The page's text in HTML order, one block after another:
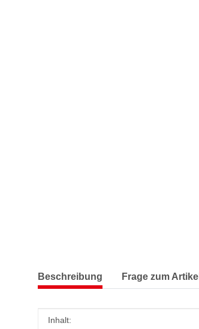
Beschreibung Frage zum Artikel
Produkteigenschaft
Wert
Inhalt: